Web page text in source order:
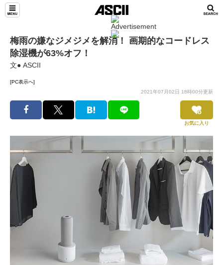
梅雨の嫌なジメジメを解消！ 画期的なコードレス
除湿機が63%オフ！
文● ASCII
[PC表示へ]
2021年07月02日 18時00分更新
お気に入り